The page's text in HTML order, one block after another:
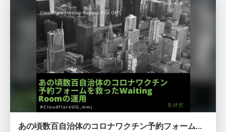
あの頃数百自治体のコロナワクチン予約フォームを救ったWaiting Roomの運用